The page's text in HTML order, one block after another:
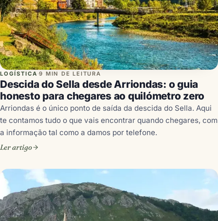
LOGÍSTICA ·9 MIN DE LEITURA
Descida do Sella desde Arriondas: o guia
honesto para chegares ao quilómetro zero
Arriondas é o único ponto de saída da descida do Sella. Aqui
te contamos tudo o que vais encontrar quando chegares, com
a informação tal como a damos por telefone.
Ler artigo